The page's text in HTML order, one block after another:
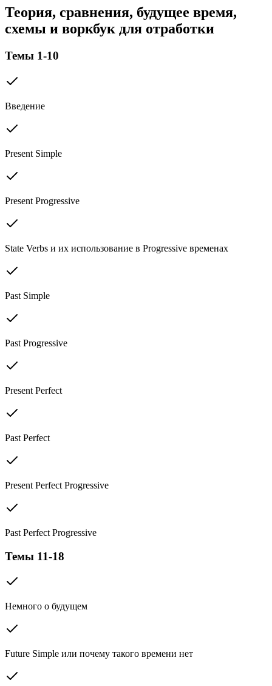
Теория, сравнения, будущее время,
схемы и воркбук для отработки
Темы 1-10
Введение
Present Simple
Present Progressive
State Verbs и их использование в Progressive временах
Past Simple
Past Progressive
Present Perfect
Past Perfect
Present Perfect Progressive
Past Perfect Progressive
Темы 11-18
Немного о будущем
Future Simple или почему такого времени нет